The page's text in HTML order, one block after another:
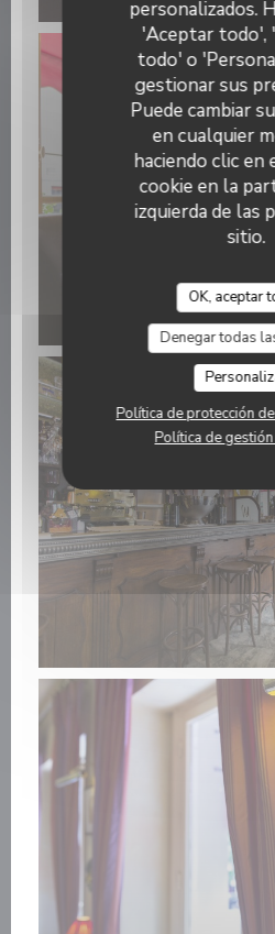
personalizados.
'Aceptar todo',
todo' o
gestionar sus
Puede cambiar
en cualquier
haciendo clic en
cookie en la
izquierda de las
sitio.
OK, aceptar
Denegar todas
Política de protección
Política de